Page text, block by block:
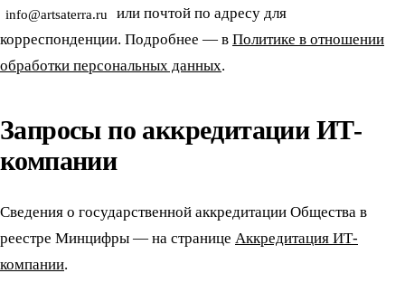
info@artsaterra.ru
или почтой по адресу для
корреспонденции. Подробнее — в Политике в отношении
обработки персональных данных.
Запросы по аккредитации ИТ-
компании
Сведения о государственной аккредитации Общества в
реестре Минцифры — на странице Аккредитация ИТ-
компании.